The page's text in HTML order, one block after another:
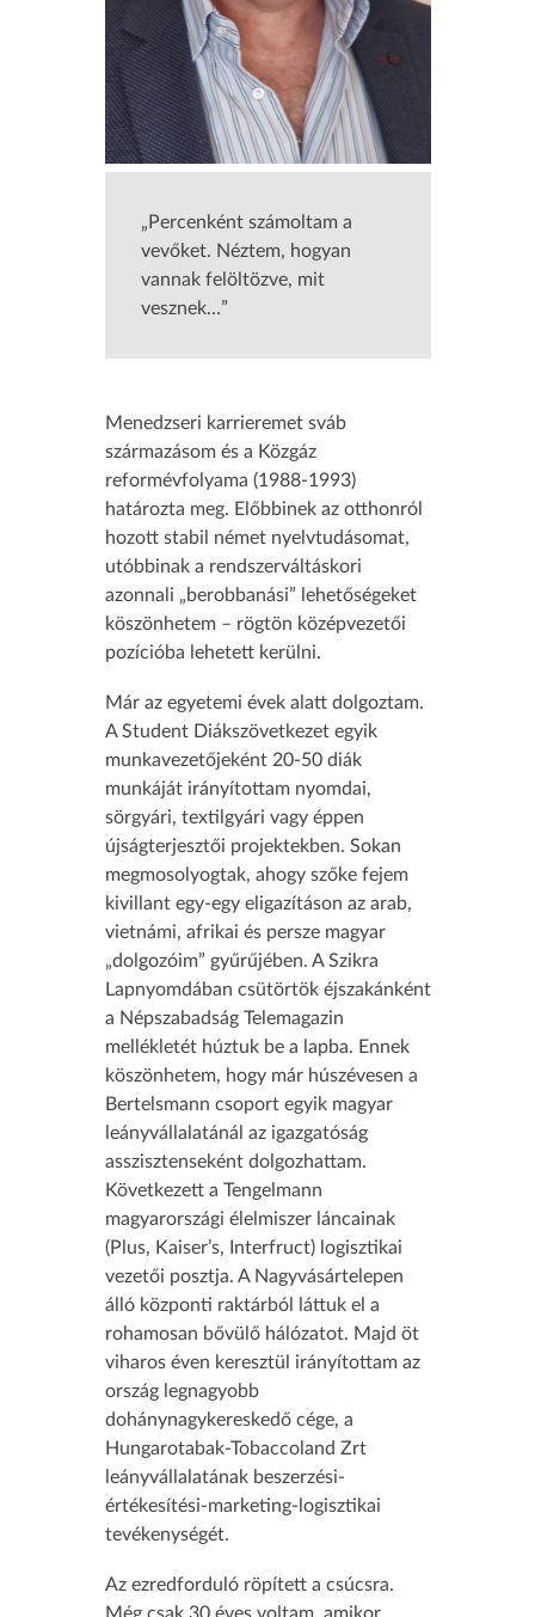
„Percenként számoltam a
vevőket. Néztem, hogyan
vannak felöltözve, mit
vesznek…”
Menedzseri karrieremet sváb
származásom és a Közgáz
reformévfolyama (1988-1993)
határozta meg. Előbbinek az otthonról
hozott stabil német nyelvtudásomat,
utóbbinak a rendszerváltáskori
azonnali „berobbanási” lehetőségeket
köszönhetem – rögtön középvezetői
pozícióba lehetett kerülni.
Már az egyetemi évek alatt dolgoztam.
A Student Diákszövetkezet egyik
munkavezetőjeként 20-50 diák
munkáját irányítottam nyomdai,
sörgyári, textilgyári vagy éppen
újságterjesztői projektekben. Sokan
megmosolyogtak, ahogy szőke fejem
kivillant egy-egy eligazításon az arab,
vietnámi, afrikai és persze magyar
„dolgozóim” gyűrűjében. A Szikra
Lapnyomdában csütörtök éjszakánként
a Népszabadság Telemagazin
mellékletét húztuk be a lapba. Ennek
köszönhetem, hogy már húszévesen a
Bertelsmann csoport egyik magyar
leányvállalatánál az igazgatóság
asszisztenseként dolgozhattam.
Következett a Tengelmann
magyarországi élelmiszer láncainak
(Plus, Kaiser’s, Interfruct) logisztikai
vezetői posztja. A Nagyvásártelepen
álló központi raktárból láttuk el a
rohamosan bővülő hálózatot. Majd öt
viharos éven keresztül irányítottam az
ország legnagyobb
dohánynagykereskedő cége, a
Hungarotabak-Tobaccoland Zrt
leányvállalatának beszerzési-
értékesítési-marketing-logisztikai
tevékenységét.
Az ezredforduló röpített a csúcsra.
Még csak 30 éves voltam, amikor